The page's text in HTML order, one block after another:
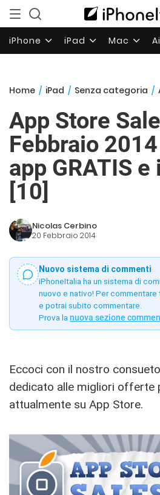
iPhone iPad Mac
Home / iPad / Senza categoria /
App Store
Febbraio
app GRATIS
[10]
Nicolas Cerbino
20 Febbraio 2014
Nuovo sistema di commenti
iPhoneItalia ha un sistema di
nuovo e nativo! Per
e potrai subito commentare.
Prova la nuova sezione
Eccoci con il nostro
dedicato alle migliori offerte
attualmente su App Store.